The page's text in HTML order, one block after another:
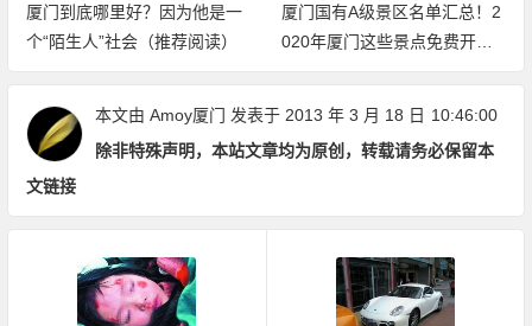
厦门到底哪里好？因为他是一
个“陌生人”社会（推荐阅读）
厦门国有A级景区名单汇总！2
020年厦门这些景点免费开放
（持续更新中）
本文由 Amoy厦门 发表于 2013 年 3 月 18 日 10:46:00
除非特殊声明，本站文章均为原创，转载请务必保留本
文链接